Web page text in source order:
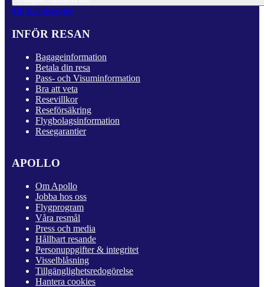
Till Kundservice
INFÖR RESAN
Bagageinformation
Betala din resa
Pass- och Visuminformation
Bra att veta
Resevillkor
Reseförsäkring
Flygbolagsinformation
Resegarantier
APOLLO
Om Apollo
Jobba hos oss
Flygprogram
Våra resmål
Press och media
Hållbart resande
Personuppgifter & integritet
Visselblåsning
Tillgänglighetsredogörelse
Hantera cookies